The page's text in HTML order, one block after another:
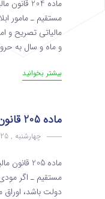
مستقیم ـ مامور
مالیاتی تصریح و
و ماه ‌و سال به
بیشتر بخوانید
ماده 205 قانون مالیاتهای مستقیم
چهارشنبه , 25 تیر 1404
مستقیم ـ اگر
دولت باشد، اوراق